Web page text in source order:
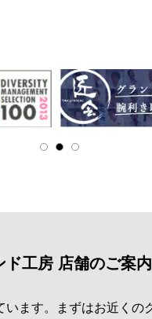
ド工房 店舗のご案内
います。まずはお近くの